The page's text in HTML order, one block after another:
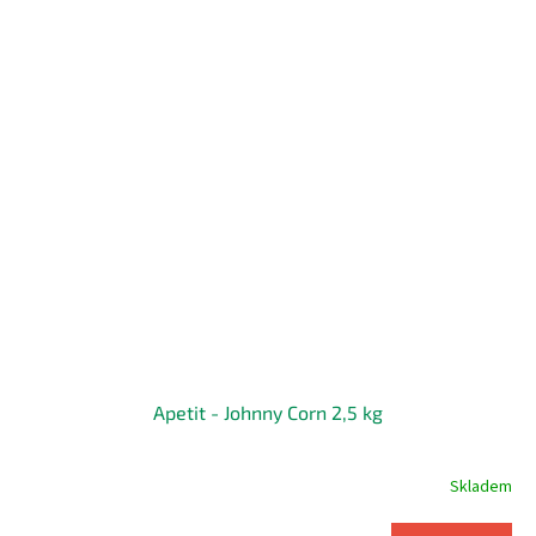
Apetit - Johnny Corn 2,5 kg
Skladem